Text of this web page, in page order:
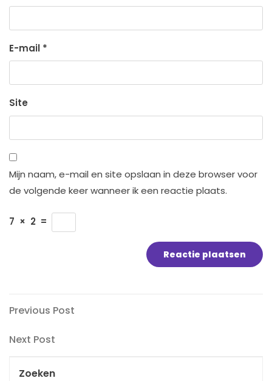
E-mail *
Site
Mijn naam, e-mail en site opslaan in deze browser voor
de volgende keer wanneer ik een reactie plaats.
7 × 2 =
Bericht
navigatie
Previous
Previous Post
Next
Next Post
Zoeken